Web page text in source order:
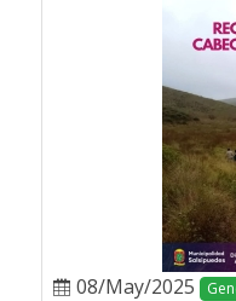
08/May/2025